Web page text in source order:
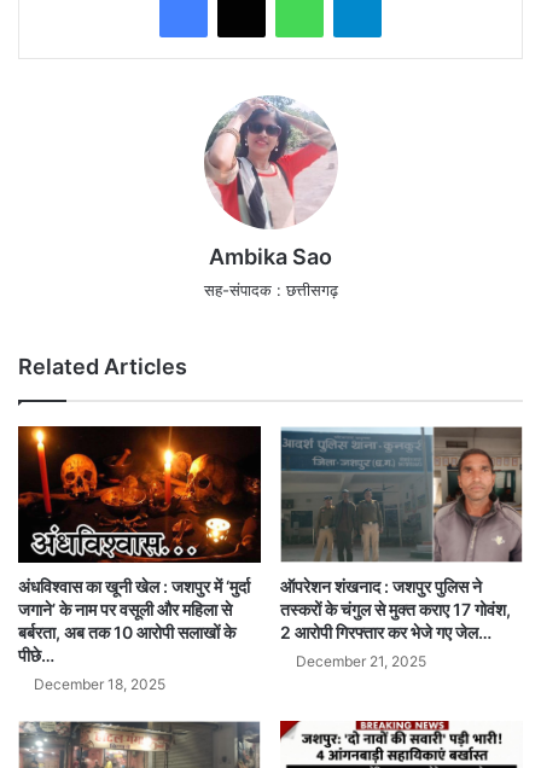
Ambika Sao
सह-संपादक : छत्तीसगढ़
Related Articles
अंधविश्वास का खूनी खेल : जशपुर में ‘मुर्दा
जगाने’ के नाम पर वसूली और महिला से
बर्बरता, अब तक 10 आरोपी सलाखों के
पीछे…
December 18, 2025
ऑपरेशन शंखनाद : जशपुर पुलिस ने
तस्करों के चंगुल से मुक्त कराए 17 गोवंश,
2 आरोपी गिरफ्तार कर भेजे गए जेल…
December 21, 2025